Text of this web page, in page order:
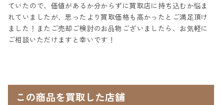
ていたので、価値があるか分からずに買取店に持ち込むか悩ま
れていましたが、思ったより買取価格も高かったとご満足頂け
ました！またご売却ご検討のお品物ございましたら、お気軽に
ご相談いただけますと幸いです！
この商品を買取した店舗